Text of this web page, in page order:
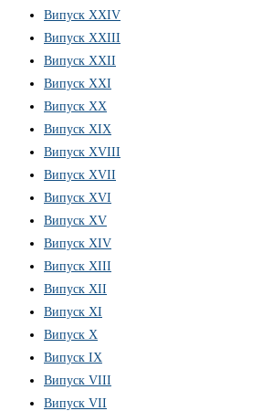
Випуск XXIV
Випуск XXIII
Випуск XXII
Випуск XXI
Випуск XX
Випуск XIX
Випуск XVIII
Випуск XVII
Випуск XVI
Випуск XV
Випуск XIV
Випуск XIII
Випуск XII
Випуск XI
Випуск X
Випуск IX
Випуск VIII
Випуск VII